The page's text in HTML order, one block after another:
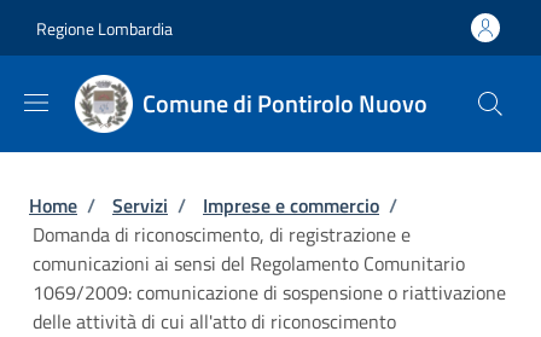
Regione Lombardia
Comune di Pontirolo Nuovo
Briciole di pane
Home / Servizi / Imprese e commercio /
Domanda di riconoscimento, di registrazione e
comunicazioni ai sensi del Regolamento Comunitario
1069/2009: comunicazione di sospensione o riattivazione
delle attività di cui all'atto di riconoscimento